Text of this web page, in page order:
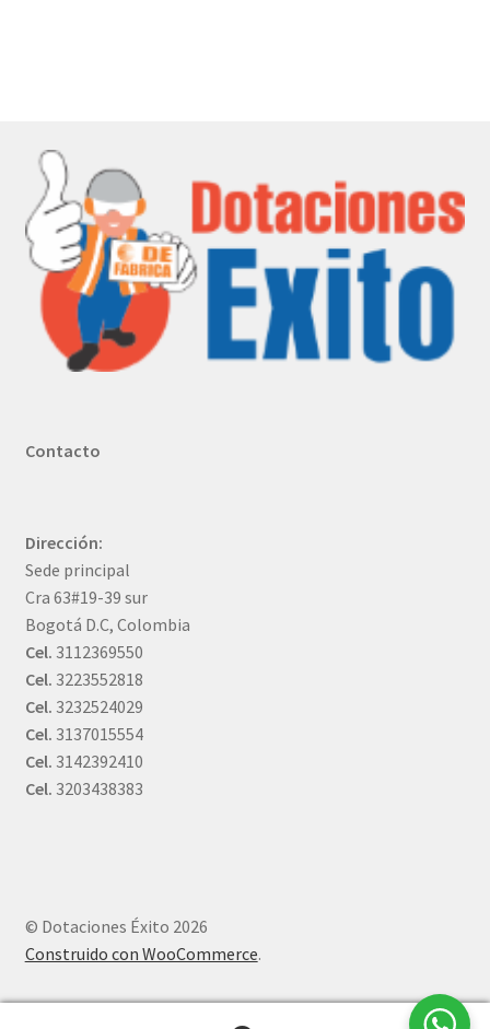
Contacto
Dirección:
Sede principal
Cra 63#19-39 sur
Bogotá D.C, Colombia
Cel. 3112369550
Cel. 3223552818
Cel. 3232524029
Cel. 3137015554
Cel. 3142392410
Cel. 3203438383
© Dotaciones Éxito 2026
Construido con WooCommerce.